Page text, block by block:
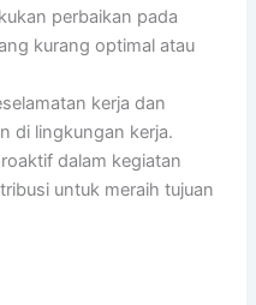
perbaikan pada
kurang optimal atau
kerja dan
di lingkungan kerja.
dalam kegiatan
untuk meraih tujuan